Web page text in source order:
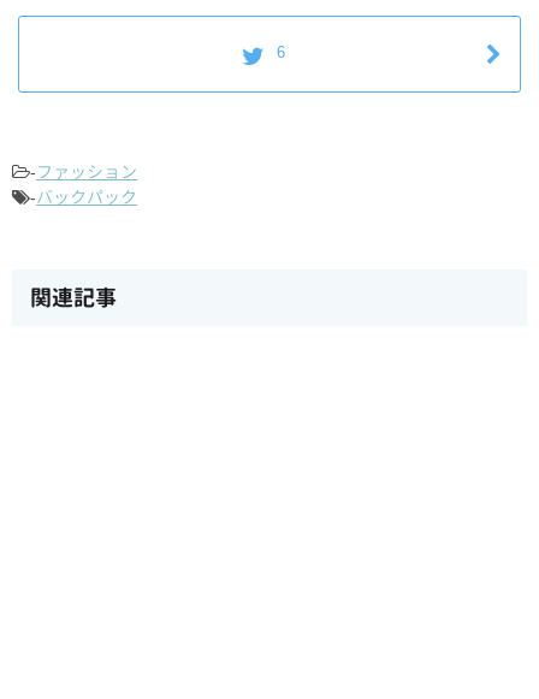
6
-ファッション
-バックパック
関連記事